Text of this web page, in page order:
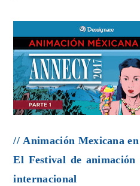
// Animación Mexicana
El Festival de
internacional